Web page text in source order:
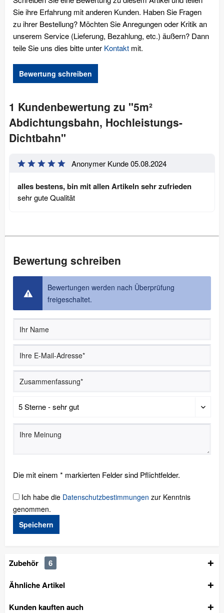
Sie ihre Erfahrung mit anderen Kunden. Haben Sie Fragen
zu ihrer Bestellung? Möchten Sie Anregungen oder Kritik an
unserem Service (Lieferung, Bezahlung, etc.) äußern? Dann
teile Sie uns dies bitte unter Kontakt mit.
Bewertung schreiben
1 Kundenbewertung zu "5m²
Abdichtungsbahn, Hochleistungs-
Dichtbahn"
Anonymer Kunde05.08.2024
alles bestens, bin mit allen Artikeln sehr zufrieden
sehr gute Qualität
Bewertung schreiben
Bewertungen werden nach Überprüfung
freigeschaltet.
Die mit einem * markierten Felder sind Pflichtfelder.
Ich habe die Datenschutzbestimmungen zur Kenntnis
genommen.
Speichern
Zubehör
6
Ähnliche Artikel
Kunden kauften auch